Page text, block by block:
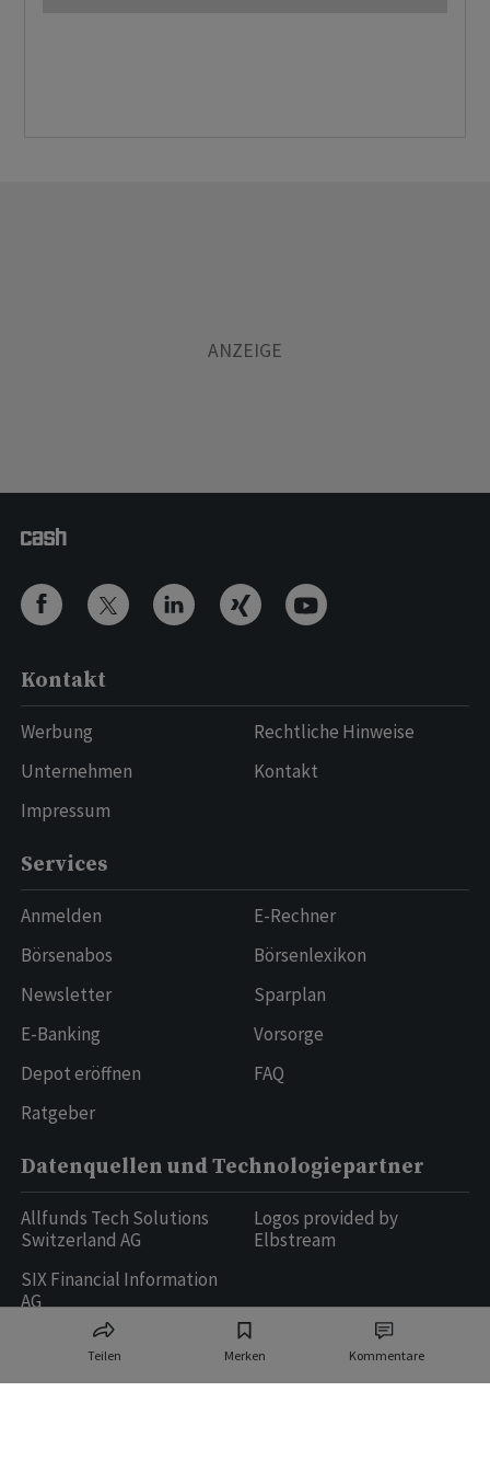
Teilen Merken Kommentare
Kontakt
Werbung
Unternehmen
Impressum
Rechtliche Hinweise
Kontakt
Services
Anmelden
Börsenabos
Newsletter
E-Banking
Depot eröffnen
Ratgeber
E-Rechner
Börsenlexikon
Sparplan
Vorsorge
FAQ
Datenquellen und Technologiepartner
Allfunds Tech Solutions
Switzerland AG
SIX Financial Information
AG
Logos provided by
Elbstream
Ringier AG | Ringier Medien Schweiz